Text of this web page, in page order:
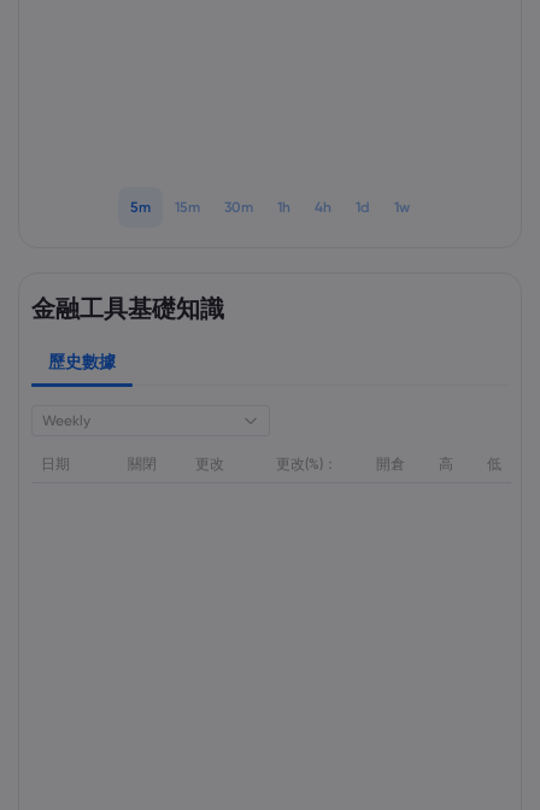
5m 15m 30m 1h 4h 1d 1w
金融工具基礎知識
歷史數據
Weekly
日期 關閉 更改 更改(%)： 開倉 高 低